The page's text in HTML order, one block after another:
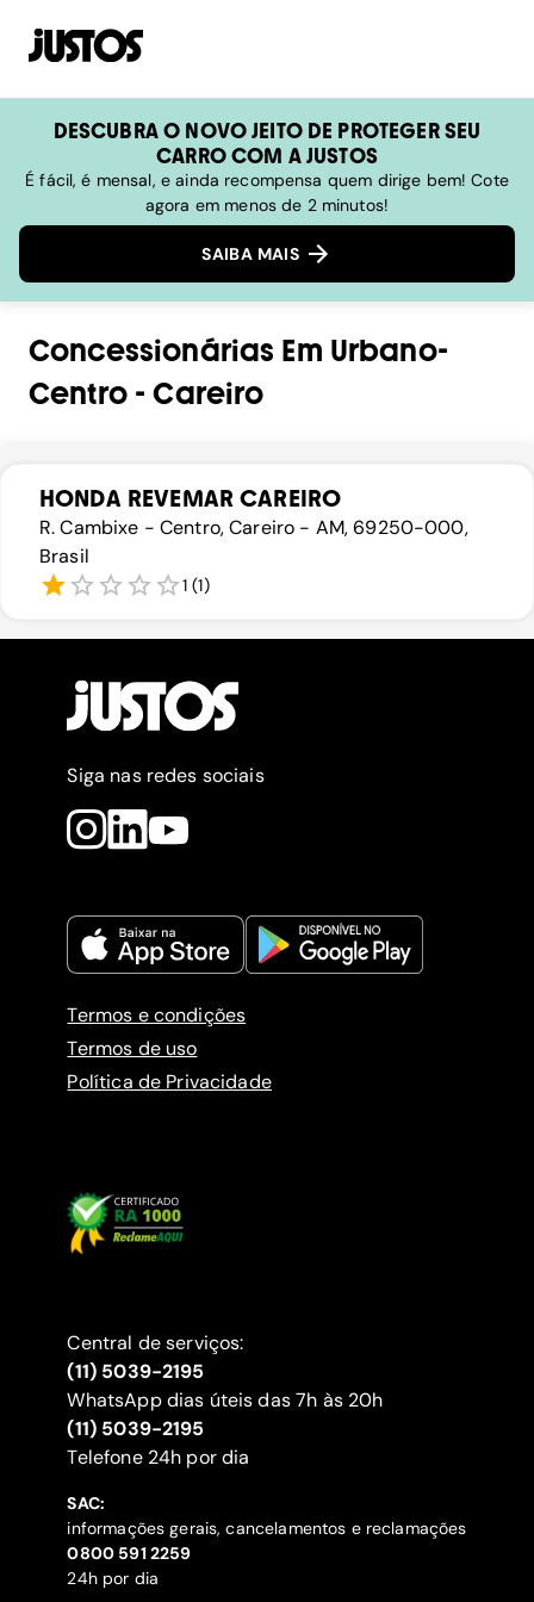
DESCUBRA O NOVO JEITO DE PROTEGER SEU
CARRO COM A JUSTOS
É fácil, é mensal, e ainda recompensa quem dirige bem! Cote
agora em menos de 2 minutos!
SAIBA MAIS
Concessionárias Em Urbano-
Centro-Careiro
HONDA REVEMAR CAREIRO
R. Cambixe - Centro, Careiro - AM, 69250-000,
Brasil
1 (1)
Siga nas redes sociais
Termos e condições
Termos de uso
Política de Privacidade
Central de serviços:
(11) 5039-2195
WhatsApp dias úteis das 7h às 20h
(11) 5039-2195
‍Telefone 24h por dia
SAC:
informações gerais, cancelamentos e reclamações
‍0800 591 2259
24h por dia